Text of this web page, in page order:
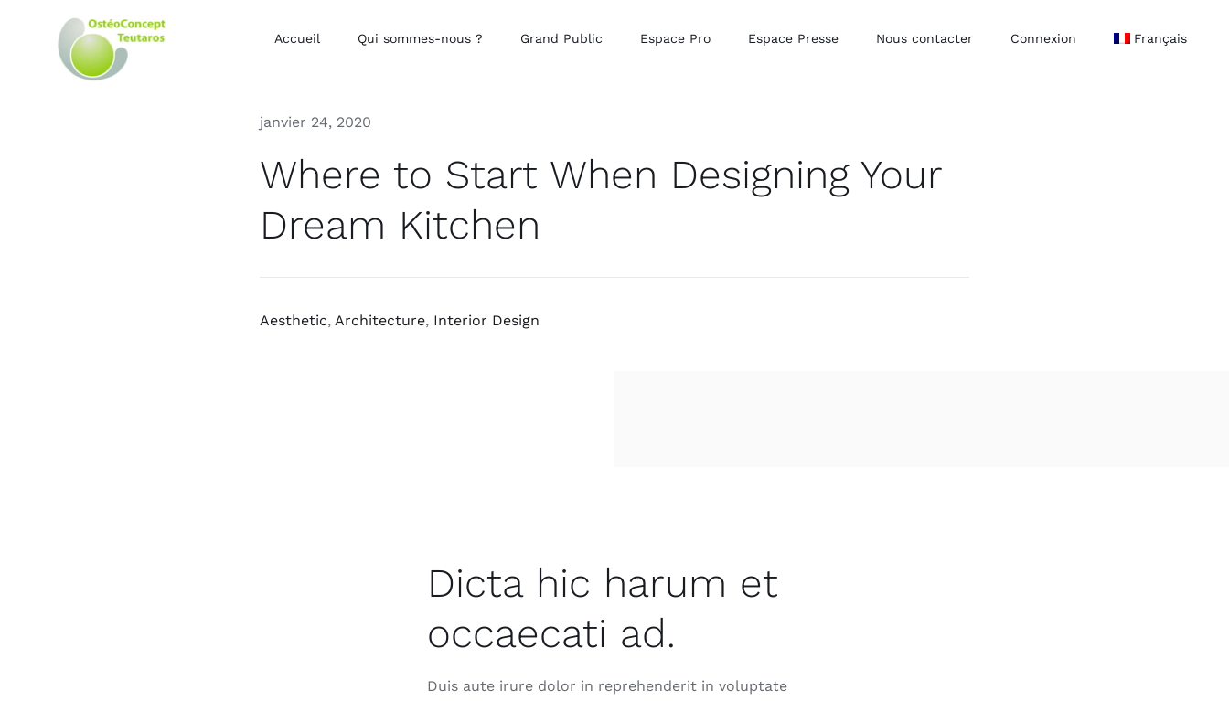
Accueil Qui sommes-nous ? Grand Public Espace Pro Espace Presse Nous contacter Connexion Français
janvier 24, 2020
Where to Start When Designing Your
Dream Kitchen
Aesthetic,Architecture, Interior Design
Dicta hic harum et
occaecati ad.
Duis aute irure dolor in reprehenderit in voluptate